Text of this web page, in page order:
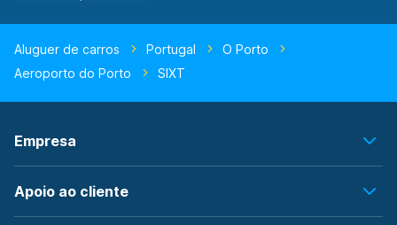
Aluguer de carros Portugal
O Porto
Aeroporto do Porto
SIXT
Empresa
Apoio ao cliente